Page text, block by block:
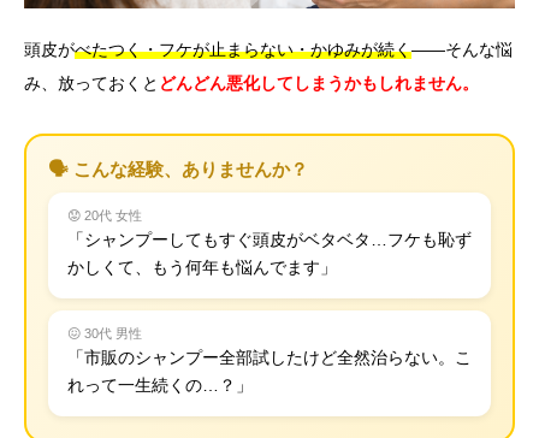
頭皮がべたつく・フケが止まらない・かゆみが続く——そんな悩
み、放っておくと どんどん悪化してしまうかもしれません。
🗣️ こんな経験、ありませんか？
😟 20代 女性
「シャンプーしてもすぐ頭皮がベタベタ…フケも恥ず
かしくて、もう何年も悩んでます」
😖 30代 男性
「市販のシャンプー全部試したけど全然治らない。こ
れって一生続くの…？」